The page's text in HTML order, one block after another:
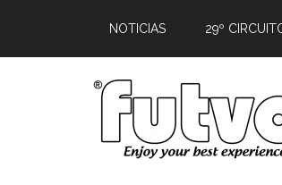
NOTICIAS 29º